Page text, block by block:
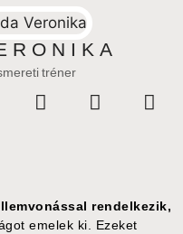
tréner
rendelkezik,
emelek ki. Ezeket